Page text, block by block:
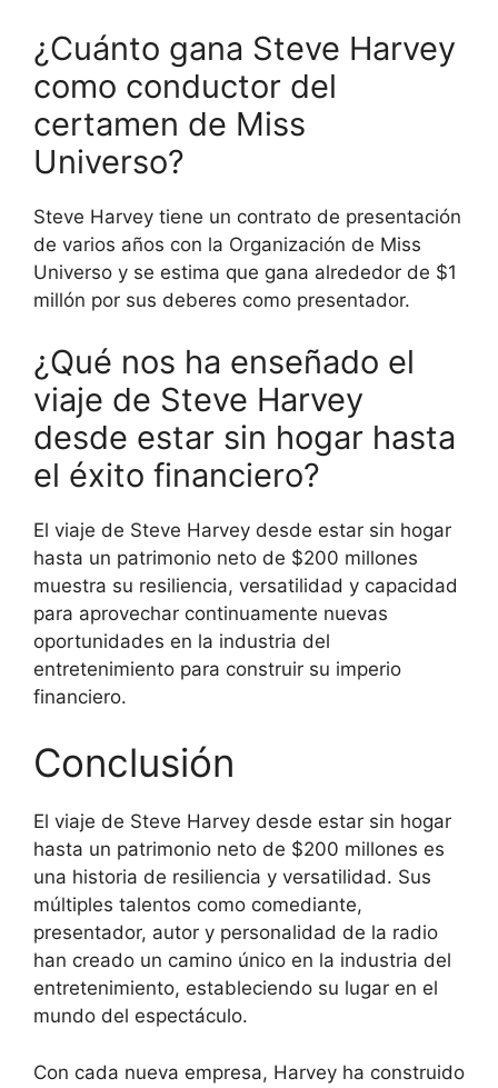
¿Cuánto gana Steve Harvey
como conductor del
certamen de Miss
Universo?
Steve Harvey tiene un contrato de presentación
de varios años con la Organización de Miss
Universo y se estima que gana alrededor de $1
millón por sus deberes como presentador.
¿Qué nos ha enseñado el
viaje de Steve Harvey
desde estar sin hogar hasta
el éxito financiero?
El viaje de Steve Harvey desde estar sin hogar
hasta un patrimonio neto de $200 millones
muestra su resiliencia, versatilidad y capacidad
para aprovechar continuamente nuevas
oportunidades en la industria del
entretenimiento para construir su imperio
financiero.
Conclusión
El viaje de Steve Harvey desde estar sin hogar
hasta un patrimonio neto de $200 millones es
una historia de resiliencia y versatilidad. Sus
múltiples talentos como comediante,
presentador, autor y personalidad de la radio
han creado un camino único en la industria del
entretenimiento, estableciendo su lugar en el
mundo del espectáculo.
Con cada nueva empresa, Harvey ha construido